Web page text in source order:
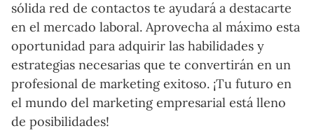
sólida red de contactos te ayudará a destacarte
en el mercado laboral. Aprovecha al máximo esta
oportunidad para adquirir las habilidades y
estrategias necesarias que te convertirán en un
profesional de marketing exitoso. ¡Tu futuro en
el mundo del marketing empresarial está lleno
de posibilidades!